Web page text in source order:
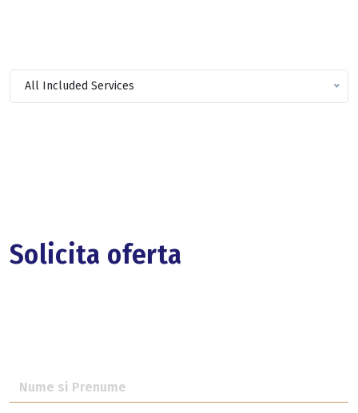
All Included Services
Solicita oferta